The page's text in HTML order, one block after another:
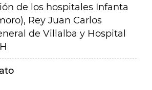
de los hospitales Infanta
Rey Juan Carlos
de Villalba y Hospital